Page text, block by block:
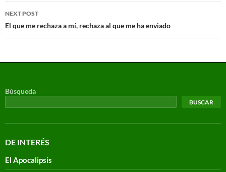
NEXT POST
El que me rechaza a mí, rechaza al que me ha enviado
Búsqueda
BUSCAR
DE INTERÉS
El Apocalipsis